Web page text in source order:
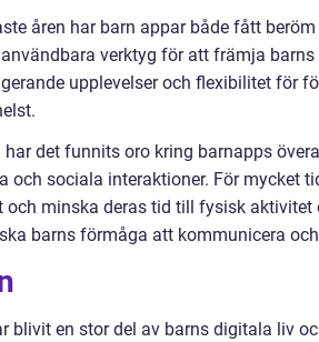
åren har barn appar både fått
verktyg för att främja
upplevelser och flexibilitet för
har det funnits oro kring barnapps
och sociala interaktioner. För mycket
och minska deras tid till fysisk
barns förmåga att kommunicera
blivit en stor del av barns digitala liv